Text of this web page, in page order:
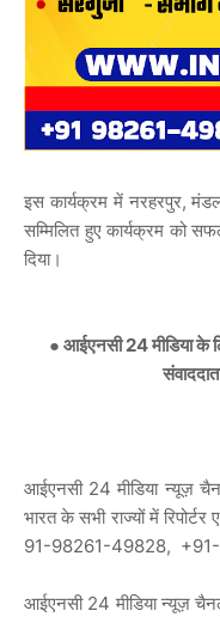
इस कार्यक्रम में नरहरपुर, मंडल
सम्मिलित हुए कार्यक्रम को
दिया।
● आईएनसी 24 मीडिया के
आईएनसी 24 मीडिया न्यूज़
भारत के सभी राज्यों में
91-98261-49828,
आईएनसी 24 मीडिया न्यूज़